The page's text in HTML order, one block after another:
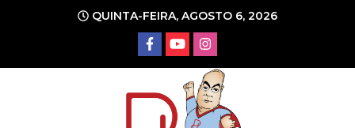
conteúdo
QUINTA-FEIRA, AGOSTO 6, 2026